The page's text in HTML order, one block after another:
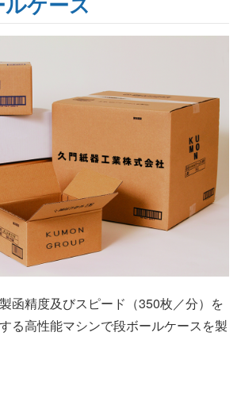
函精度及びスピード（350枚／分）を
る高性能マシンで段ボールケースを製